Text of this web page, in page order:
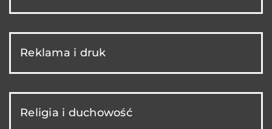
Reklama i druk
Religia i duchowość